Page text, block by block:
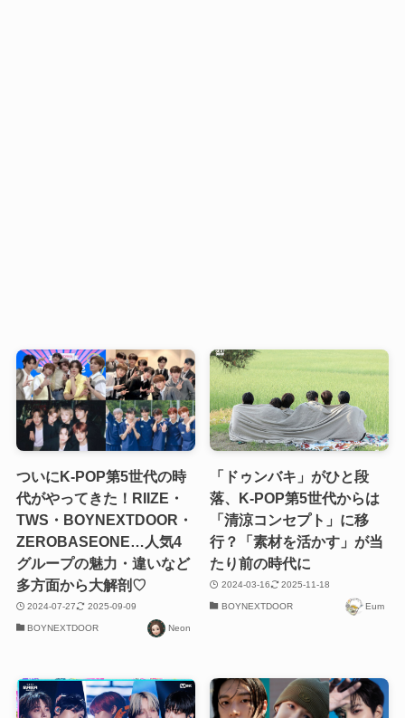
ついにK-POP第5世代の時
代がやってきた！RIIZE・
TWS・BOYNEXTDOOR・
ZEROBASEONE…人気4
グループの魅力・違いなど
多方面から大解剖♡
2024-07-27 2025-09-09
BOYNEXTDOOR Neon
「ドゥンバキ」がひと段
落、K-POP第5世代からは
「清涼コンセプト」に移
行？「素材を活かす」が当
たり前の時代に
2024-03-16 2025-11-18
BOYNEXTDOOR Eum